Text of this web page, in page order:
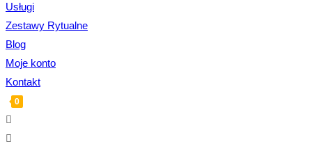
Usługi
Zestawy Rytualne
Blog
Moje konto
Kontakt
0